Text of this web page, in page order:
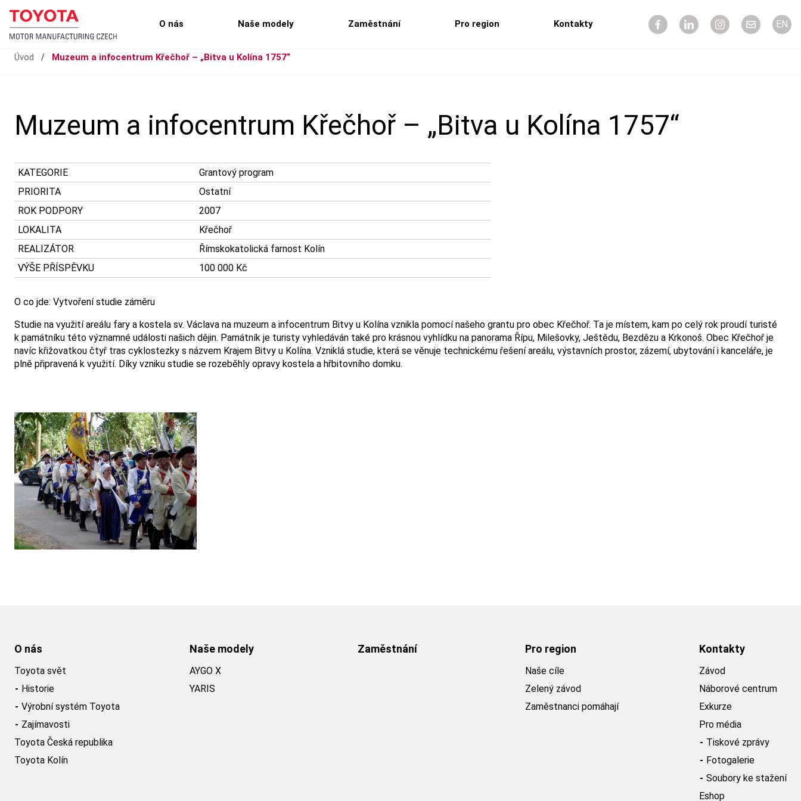
O nás Naše modely Zaměstnání Pro region Kontakty EN
Úvod / Muzeum a infocentrum Křečhoř – „Bitva u Kolína 1757“
Muzeum a infocentrum Křečhoř – „Bitva u Kolína 1757“
KATEGORIE
Grantový program
PRIORITA
Ostatní
ROK PODPORY
2007
LOKALITA
Křečhoř
REALIZÁTOR
Římskokatolická farnost Kolín
VÝŠE PŘÍSPĚVKU
100 000 Kč
O co jde: Vytvoření studie záměru
Studie na využití areálu fary a kostela sv. Václava na muzeum a infocentrum Bitvy u Kolína vznikla pomocí našeho grantu pro obec Křečhoř. Ta je místem, kam po celý rok proudí turisté
k památníku této významné události našich dějin. Památník je turisty vyhledáván také pro krásnou vyhlídku na panorama Řípu, Milešovky, Ještědu, Bezdězu a Krkonoš. Obec Křečhoř je
navíc křižovatkou čtyř tras cyklostezky s názvem Krajem Bitvy u Kolína. Vzniklá studie, která se věnuje technickému řešení areálu, výstavních prostor, zázemí, ubytování i kanceláře, je
plně připravená k využití. Díky vzniku studie se rozeběhly opravy kostela a hřbitovního domku.
O nás
Toyota svět
Historie
Výrobní systém Toyota
Zajímavosti
Toyota Česká republika
Toyota Kolín
Naše modely
AYGO X
YARIS
Zaměstnání Pro region
Naše cíle
Zelený závod
Zaměstnanci pomáhají
Kontakty
Závod
Náborové centrum
Exkurze
Pro média
Tiskové zprávy
Fotogalerie
Soubory ke stažení
Eshop